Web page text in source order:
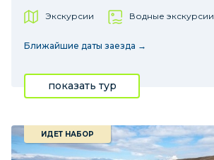
Экскурсии Водные экскурсии
Ближайшие даты заезда →
показать тур
ИДЕТ НАБОР